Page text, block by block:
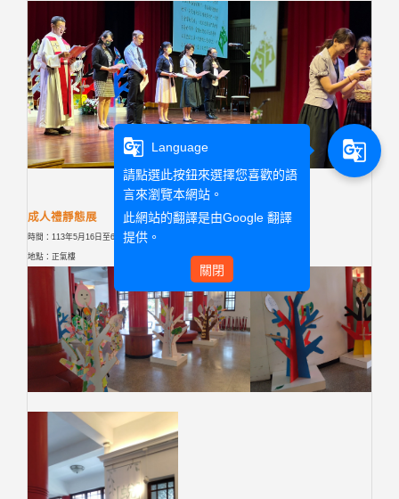
成人禮靜態展
時間：113年5月16日至6月8日
地點：正氣樓
g_translate
Language
請點選此按鈕來選擇您喜歡的語
言來瀏覽本網站。
此網站的翻譯是由Google 翻譯
提供。
關閉
g_translate